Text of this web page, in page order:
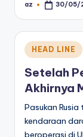
Posted
az 30/05/
Posted
in
HEAD LINE
Setelah
Akhirnya
Pasukan
kendaraan
beroperasi di